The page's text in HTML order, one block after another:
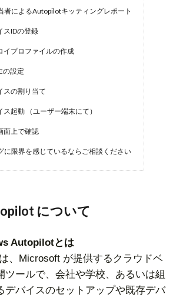
者によるAutopilotキッティングレポート
スIDの登録
イプロファイルの作成
の設定
スの割り当て
ス起動 （ユーザー端末にて）
面上で確認
に限界を感じているならご相談ください
について
Autopilotとは
、Microsoft が提供するクラウドベ
ツールで、会社や学校、あるいは組
デバイスのセットアップや既存デバ